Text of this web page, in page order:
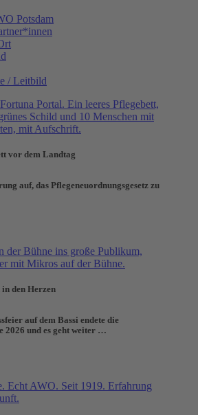
Potsdam
/ Leitbild
vor dem Landtag
auf, das Pflegeneuordnungsgesetz zu
in den Herzen
auf dem Bassi endete die
2026 und es geht weiter …